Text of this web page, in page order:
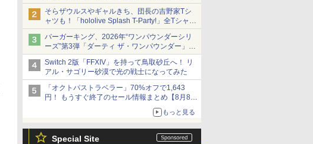
1,500円から受付
そらザウルスやギャルきち、団長の吉野家Tシ
ャツも！「hololive Splash T-Party!」全Tシャツ
ラインナップ公開＆オンライン販売開始
バーガーキング、2026年“ワンパウンダーシリ
ーズ”第3弾「ダーティ ザ・ワンパウンダー」を
8月7日発売
「特製ガーリックマヨソース」を使用した超大
型チーズバーガー
Switch 2版「FFXIV」を持って鳥取砂丘へ！ リ
アル・サゴリー砂漠で光の戦士になってみた
「オクトパストラベラー」70%オフで1,643
円！ もうすぐ終了のセール情報まとめ【8月8日
ニンテンドーeショップでは「大神 絶景版」が
もっと見る
Special Site